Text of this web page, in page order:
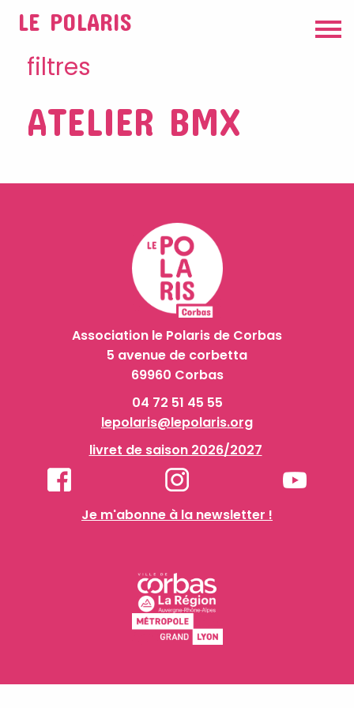
LE POLARIS
filtres
ATELIER BMX
Association le Polaris de Corbas
5 avenue de corbetta
69960 Corbas
04 72 51 45 55
lepolaris@lepolaris.org
livret de saison 2026/2027
Je m'abonne à la newsletter !